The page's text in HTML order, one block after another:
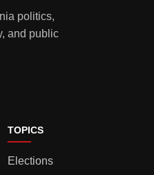
politics,
and public
TOPICS
Elections